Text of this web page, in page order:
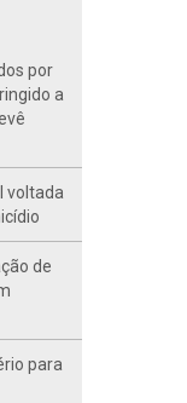
por
a
voltada
de
para